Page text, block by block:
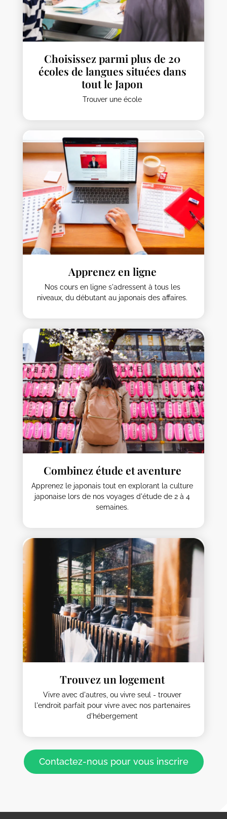
Choisissez parmi plus de 20
écoles de langues situées dans
tout le Japon
Trouver une école
Apprenez en ligne
Nos cours en ligne s'adressent à tous les
niveaux, du débutant au japonais des affaires.
Combinez étude et aventure
Apprenez le japonais tout en explorant la culture
japonaise lors de nos voyages d'étude de 2 à 4
semaines.
Trouvez un logement
Vivre avec d'autres, ou vivre seul - trouver
l'endroit parfait pour vivre avec nos partenaires
d'hébergement
Contactez-nous pour vous inscrire